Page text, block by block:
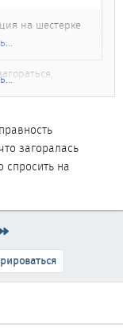
на шестерке
секунд через
движения (но
Потом
ХЗ.
собрался уже ехать
загоралась
спросить на